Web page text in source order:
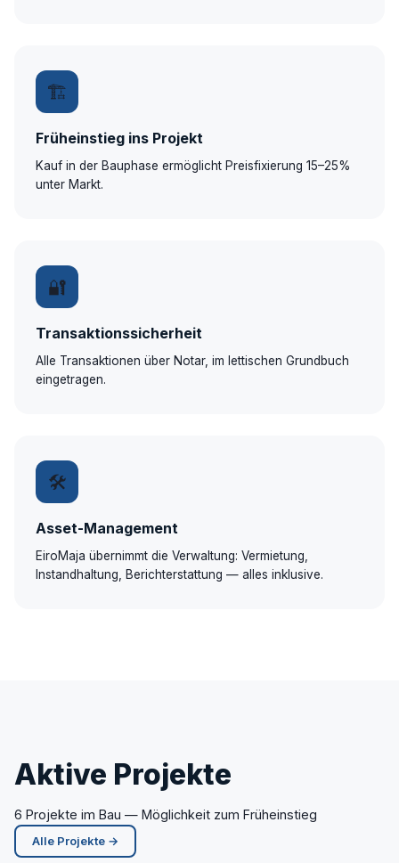
🏗
Früheinstieg ins Projekt
Kauf in der Bauphase ermöglicht Preisfixierung 15–25%
unter Markt.
🔐
Transaktionssicherheit
Alle Transaktionen über Notar, im lettischen Grundbuch
eingetragen.
🛠
Asset-Management
EiroMaja übernimmt die Verwaltung: Vermietung,
Instandhaltung, Berichterstattung — alles inklusive.
Aktive Projekte
6 Projekte im Bau — Möglichkeit zum Früheinstieg
Alle Projekte →